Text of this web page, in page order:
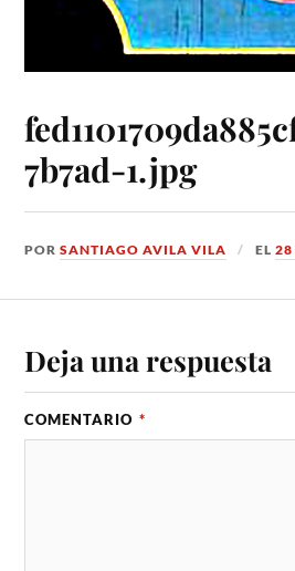
7b7ad-1.jpg
PORSANTIAGO AVILA VILA EL28
Deja una respuesta
COMENTARIO *